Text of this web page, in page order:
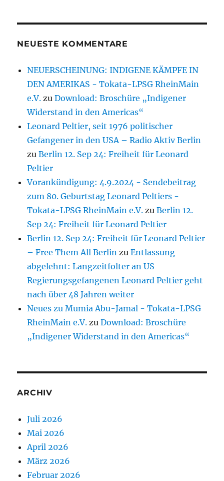
NEUESTE KOMMENTARE
NEUERSCHEINUNG: INDIGENE KÄMPFE IN
DEN AMERIKAS - Tokata-LPSG RheinMain
e.V. zuDownload: Broschüre „Indigener
Widerstand in den Americas“
Leonard Peltier, seit 1976 politischer
Gefangener in den USA – Radio Aktiv Berlin
zuBerlin 12. Sep 24: Freiheit für Leonard
Peltier
Vorankündigung: 4.9.2024 - Sendebeitrag
zum 80. Geburtstag Leonard Peltiers -
Tokata-LPSG RheinMain e.V. zuBerlin 12.
Sep 24: Freiheit für Leonard Peltier
Berlin 12. Sep 24: Freiheit für Leonard Peltier
– Free Them All Berlin zuEntlassung
abgelehnt: Langzeitfolter an US
Regierungsgefangenen Leonard Peltier geht
nach über 48 Jahren weiter
Neues zu Mumia Abu-Jamal - Tokata-LPSG
RheinMain e.V. zuDownload: Broschüre
„Indigener Widerstand in den Americas“
ARCHIV
Juli 2026
Mai 2026
April 2026
März 2026
Februar 2026